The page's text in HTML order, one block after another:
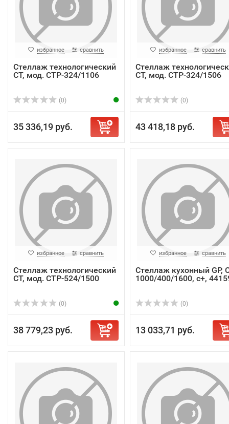
избранное сравнить
Стеллаж технологический
СТ, мод. СТР-324/1106
(0)
35 336,19 руб.
избранное сравнить
Стеллаж
СТ, мод. СТР-324/1506
(0)
43 418,18 руб.
избранное сравнить
Стеллаж технологический
СТ, мод. СТР-524/1500
(0)
38 779,23 руб.
избранное сравнить
Стеллаж кухонный GP,
1000/400/1600, с+,
(0)
13 033,71 руб.